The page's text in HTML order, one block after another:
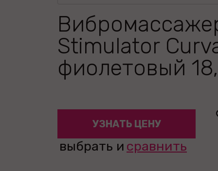
Stimulator
фиолетовый
УЗНАТЬ ЦЕНУ
выбрать и сравнить